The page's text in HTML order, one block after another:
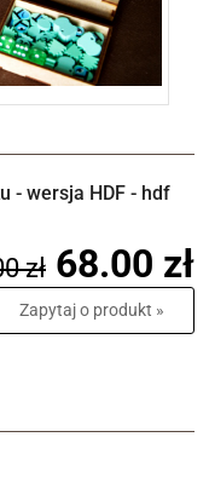
- wersja HDF - hdf
zł 68.00 zł
Zapytaj o produkt »